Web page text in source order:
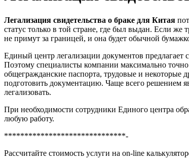
Легализация свидетельства о браке для Китая
статус только в той стране, где был выдан. Если же
не примут за границей, и она будет обычной
Единый центр легализации документов
Поэтому специалисты компании максимально
общегражданские паспорта, трудовые и
подготовить документацию. Чаще всего решением
легализовать.
При необходимости сотрудники Единого центра
любую работу.
******************************-
Рассчитайте стоимость услуги на on-line